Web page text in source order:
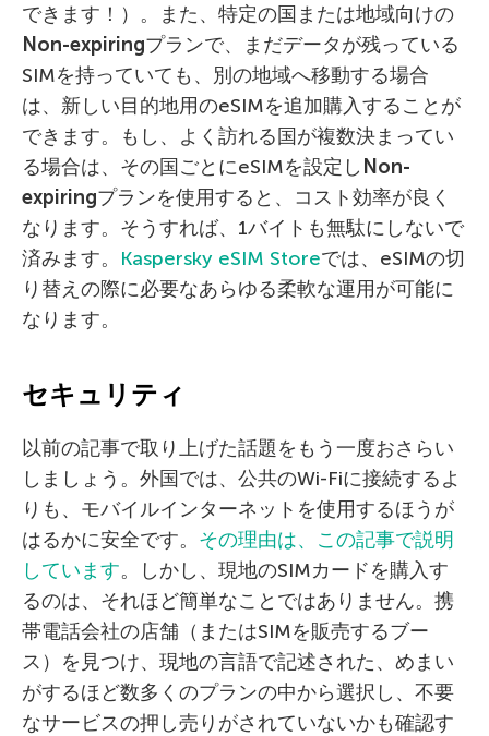
できます！）。また、特定の国または地域向けの
Non-expiringプランで、まだデータが残っている
SIMを持っていても、別の地域へ移動する場合
は、新しい目的地用のeSIMを追加購入することが
できます。もし、よく訪れる国が複数決まってい
る場合は、その国ごとにeSIMを設定し Non-
expiringプランを使用すると、コスト効率が良く
なります。そうすれば、1バイトも無駄にしないで
済みます。 Kaspersky eSIM Storeでは、eSIMの切
り替えの際に必要なあらゆる柔軟な運用が可能に
なります。
セキュリティ
以前の記事で取り上げた話題をもう一度おさらい
しましょう。外国では、公共のWi-Fiに接続するよ
りも、モバイルインターネットを使用するほうが
はるかに安全です。 その理由は、この記事で説明
しています。しかし、現地のSIMカードを購入す
るのは、それほど簡単なことではありません。携
帯電話会社の店舗（またはSIMを販売するブー
ス）を見つけ、現地の言語で記述された、めまい
がするほど数多くのプランの中から選択し、不要
なサービスの押し売りがされていないかも確認す